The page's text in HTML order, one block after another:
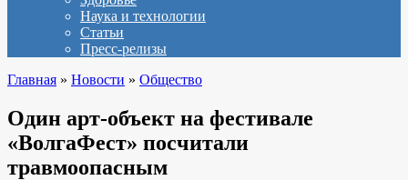
Наука и технологии
Статьи
Пресс-релизы
Главная » Новости » Общество
Один арт-объект на фестивале
«ВолгаФест» посчитали
травмоопасным